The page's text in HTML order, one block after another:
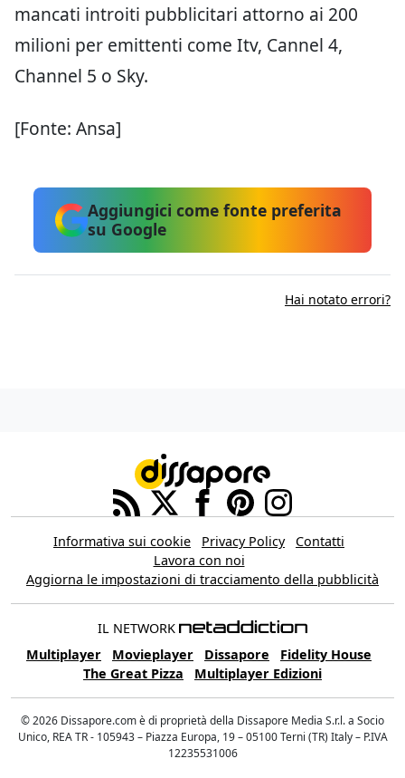
mancati introiti pubblicitari attorno ai 200
milioni per emittenti come Itv, Cannel 4,
Channel 5 o Sky.
[Fonte: Ansa]
Aggiungici come fonte preferita
su Google
Hai notato errori?
Informativa sui cookie Privacy Policy
Contatti
Lavora con noi
Aggiorna le impostazioni di tracciamento della pubblicità
IL NETWORK
Multiplayer
Movieplayer Dissapore
Fidelity House
The Great Pizza
Multiplayer Edizioni
© 2026 Dissapore.com è di proprietà della Dissapore Media S.r.l. a Socio
Unico, REA TR - 105943 – Piazza Europa, 19 – 05100 Terni (TR) Italy – P.IVA
12235531006